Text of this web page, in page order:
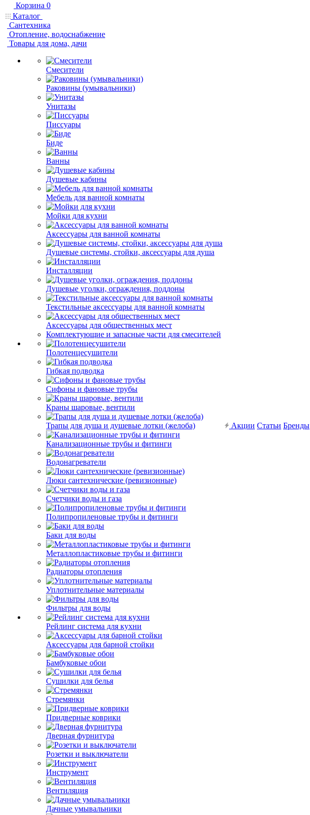
Корзина 0
Каталог
Сантехника
Отопление, водоснабжение
Товары для дома, дачи
Смесители
Раковины (умывальники)
Унитазы
Писсуары
Биде
Ванны
Душевые кабины
Мебель для ванной комнаты
Мойки для кухни
Аксессуары для ванной комнаты
Душевые системы, стойки, аксессуары для душа
Инсталляции
Душевые уголки, ограждения, поддоны
Текстильные аксессуары для ванной комнаты
Аксессуары для общественных мест
Комплектующие и запасные части для смесителей
Полотенцесушители
Гибкая подводка
Сифоны и фановые трубы
Краны шаровые, вентили
Трапы для душа и душевые лотки (желоба)
Канализационные трубы и фитинги
Водонагреватели
Люки сантехнические (ревизионные)
Счетчики воды и газа
Полипропиленовые трубы и фитинги
Баки для воды
Металлопластиковые трубы и фитинги
Радиаторы отопления
Уплотнительные материалы
Фильтры для воды
Рейлинг система для кухни
Аксессуары для барной стойки
Бамбуковые обои
Сушилки для белья
Стремянки
Придверные коврики
Дверная фурнитура
Розетки и выключатели
Инструмент
Вентиляция
Дачные умывальники
Акции Статьи Бренды